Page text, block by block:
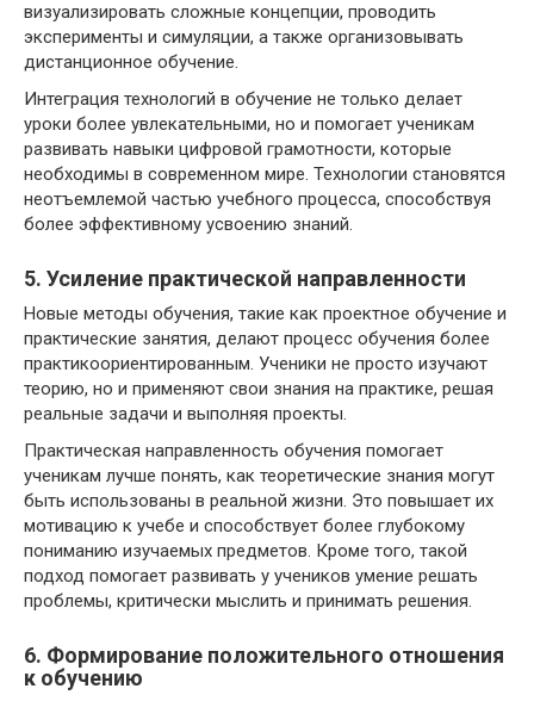
визуализировать сложные концепции, проводить
эксперименты и симуляции, а также организовывать
дистанционное обучение.
Интеграция технологий в обучение не только делает
уроки более увлекательными, но и помогает ученикам
развивать навыки цифровой грамотности, которые
необходимы в современном мире. Технологии становятся
неотъемлемой частью учебного процесса, способствуя
более эффективному усвоению знаний.
5. Усиление практической направленности
Новые методы обучения, такие как проектное обучение и
практические занятия, делают процесс обучения более
практикоориентированным. Ученики не просто изучают
теорию, но и применяют свои знания на практике, решая
реальные задачи и выполняя проекты.
Практическая направленность обучения помогает
ученикам лучше понять, как теоретические знания могут
быть использованы в реальной жизни. Это повышает их
мотивацию к учебе и способствует более глубокому
пониманию изучаемых предметов. Кроме того, такой
подход помогает развивать у учеников умение решать
проблемы, критически мыслить и принимать решения.
6. Формирование положительного отношения
к обучению